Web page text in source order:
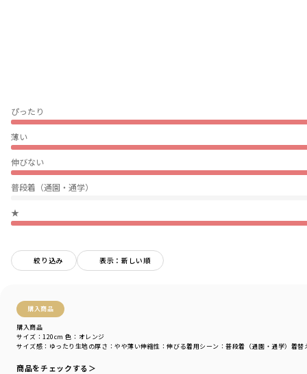
ぴったり
薄い
伸びない
普段着（通園・通学）
★
絞り込み 表示：新しい順
購入商品
購入商品
サイズ感 ：ゆったり 生地の厚さ ：やや薄い伸縮性 ：伸びる着用シーン ：普段着（通園・通学） 着替
サイズ：120cm 色：オレンジ
商品をチェックする＞
鳥のように自由に、花唄を口ずさむように服と遊ぶ、
ブランシェスとEDWINによるキッズブランドです。
-----
透け感：ややあり
モデル：身長117.0cm 体重18kg
サイズ：サイズ120
ブランド
シーズン
カテゴリ
カラー
／オレンジ
商品番号
／